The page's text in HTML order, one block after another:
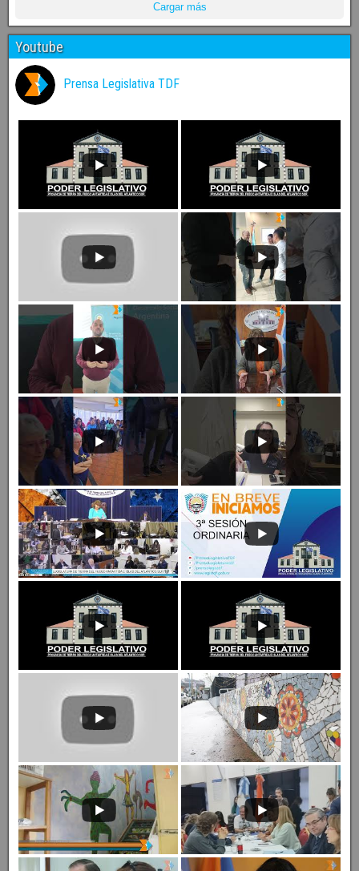
Cargar más
Youtube
Prensa Legislativa TDF